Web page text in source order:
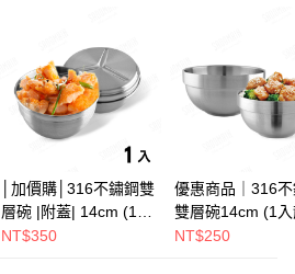
│加價購│316不鏽鋼雙
層碗 |附蓋| 14cm (1入
散裝) SG0141
NT$350
優惠商品｜316
雙層碗14cm (1
SG0140
NT$250